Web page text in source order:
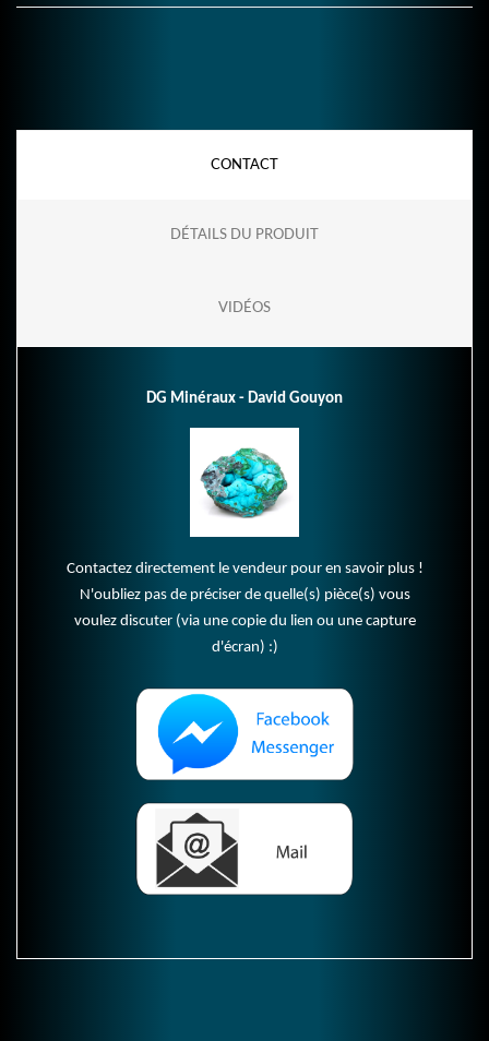
CONTACT
DÉTAILS DU PRODUIT
VIDÉOS
DG Minéraux - David Gouyon
Contactez directement le vendeur pour en savoir plus !
N'oubliez pas de préciser de quelle(s) pièce(s) vous
voulez discuter (via une copie du lien ou une capture
d'écran) :)